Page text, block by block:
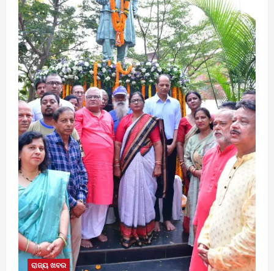
ରାଜ୍ୟ ଖବର